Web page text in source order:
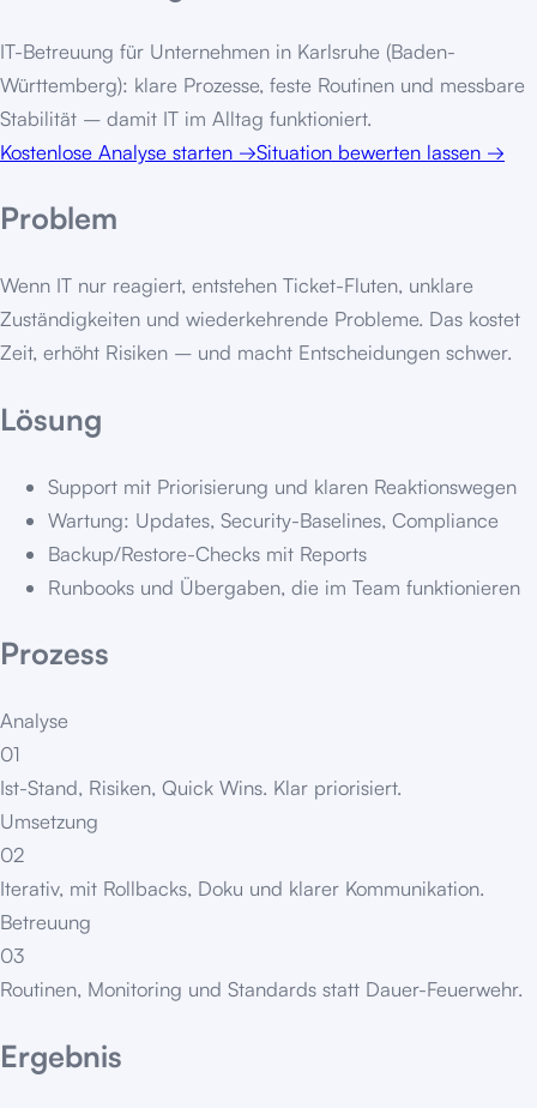
IT-Betreuung für Unternehmen in Karlsruhe (Baden-
Württemberg): klare Prozesse, feste Routinen und messbare
Stabilität – damit IT im Alltag funktioniert.
Kostenlose Analyse starten →Situation bewerten lassen →
Problem
Wenn IT nur reagiert, entstehen Ticket-Fluten, unklare
Zuständigkeiten und wiederkehrende Probleme. Das kostet
Zeit, erhöht Risiken – und macht Entscheidungen schwer.
Lösung
Support mit Priorisierung und klaren Reaktionswegen
Wartung: Updates, Security-Baselines, Compliance
Backup/Restore-Checks mit Reports
Runbooks und Übergaben, die im Team funktionieren
Prozess
Analyse
01
Ist-Stand, Risiken, Quick Wins. Klar priorisiert.
Umsetzung
02
Iterativ, mit Rollbacks, Doku und klarer Kommunikation.
Betreuung
03
Routinen, Monitoring und Standards statt Dauer-Feuerwehr.
Ergebnis